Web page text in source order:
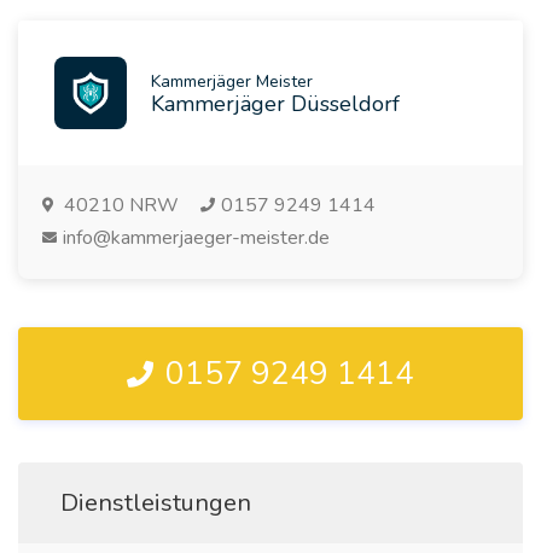
Kammerjäger Meister
Kammerjäger Düsseldorf
40210 NRW
0157 9249 1414
info@kammerjaeger-meister.de
0157 9249 1414
Dienstleistungen